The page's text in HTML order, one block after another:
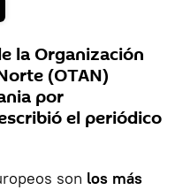
la Organización
(OTAN)
por
el periódico
son los más